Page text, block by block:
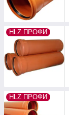
HLZ ПРОФИ
HLZ ПРОФИ